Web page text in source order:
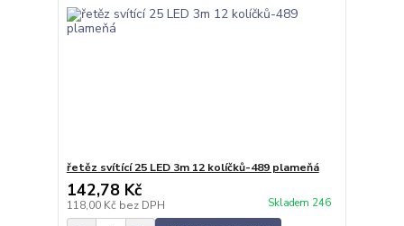
řetěz svítící 25 LED 3m 12 kolíčků-489 plameňá
142,78 Kč
118,00 Kč bez DPH Skladem 246